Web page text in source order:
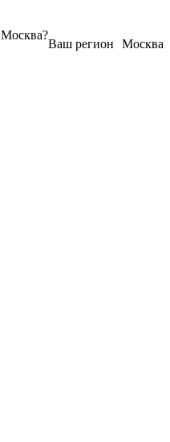
Москва
Ваш регион
Москва?